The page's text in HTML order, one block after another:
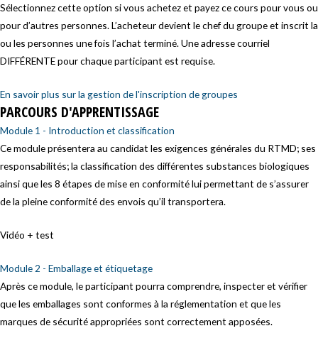
Sélectionnez cette option si vous achetez et payez ce cours pour vous ou
pour d’autres personnes.L’acheteur devient le chef du groupe et inscrit la
ou les personnes une fois l’achat terminé. Une adresse courriel
DIFFÉRENTE pour chaque participant est requise.
En savoir plus sur la gestion de l'inscription de groupes
PARCOURS D'APPRENTISSAGE
Module 1 - Introduction et classification
Ce module présentera au candidat les exigences générales du RTMD; ses
responsabilités; la classification des différentes substances biologiques
ainsi que les 8 étapes de mise en conformité lui permettant de s’assurer
de la pleine conformité des envois qu’il transportera.
Vidéo + test
Module 2 - Emballage et étiquetage
Après ce module, le participant pourra comprendre, inspecter et vérifier
que les emballages sont conformes à la réglementation et que les
marques de sécurité appropriées sont correctement apposées.